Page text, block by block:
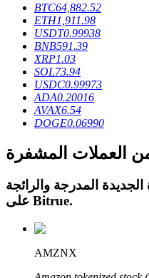
القروض
بالعملات المشفرة
BTC64,882.52
ETH1,911.98
USDT0.99938
BNB591.39
XRP1.03
SOL73.94
USDC0.99973
ADA0.20016
AVAX6.54
DOGE0.06990
العملات المشفرة
المدرجة والرائجة
Bitrue.
AMZNX